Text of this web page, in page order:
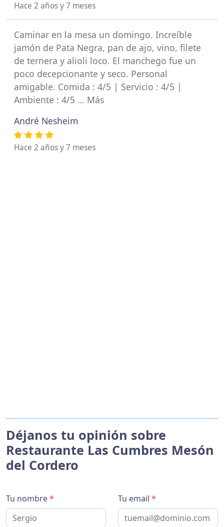
Hace 2 años y 7 meses
Caminar en la mesa un domingo. Increíble
jamón de Pata Negra, pan de ajo, vino, filete
de ternera y alioli loco. El manchego fue un
poco decepcionante y seco. Personal
amigable. Comida : 4/5 | Servicio : 4/5 |
Ambiente : 4/5 … Más
André Nesheim
Hace 2 años y 7 meses
Déjanos tu opinión sobre
Restaurante Las Cumbres Mesón
del Cordero
Tu nombre* Tu email *